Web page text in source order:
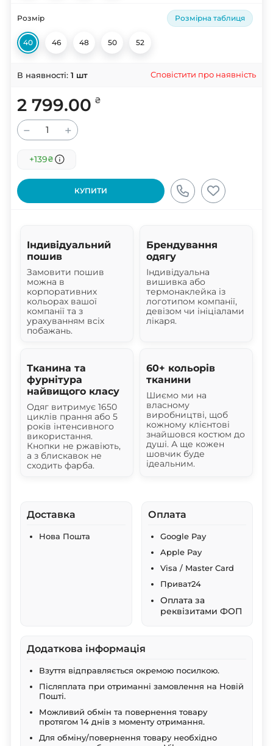
Розмір Розмірна таблиця
40 46 48 50 52
В наявності: 1 шт Сповістити про наявність
2 799.00 ₴
− +
+139₴
КУПИТИ
Індивідуальний
пошив
Замовити пошив
можна в
корпоративних
кольорах вашої
компанії та з
урахуванням всіх
побажань.
Брендування
одягу
Індивідуальна
вишивка або
термонаклейка із
логотипом компанії,
девізом чи ініціалами
лікаря.
Тканина та
фурнітура
найвищого класу
Одяг витримує 1650
циклів прання або 5
років інтенсивного
використання.
Кнопки не ржавіють,
а з блискавок не
сходить фарба.
60+ кольорів
тканини
Шиємо ми на
власному
виробництві, щоб
кожному клієнтові
знайшовся костюм до
душі. А ще кожен
шовчик буде
ідеальним.
Доставка
Нова Пошта
Оплата
Google Pay
Apple Pay
Visa / Master Card
Приват24
Оплата за
реквізитами ФОП
Додаткова інформація
Взуття відправляється окремою посилкою.
Післяплата при отриманні замовлення на Новій
Пошті.
Можливий обмін та повернення товару
протягом 14 днів з моменту отримання.
Для обміну/повернення товару необхідно